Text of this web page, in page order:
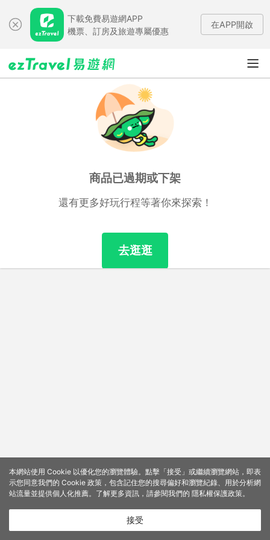
下載免費易遊網APP
機票、訂房及旅遊專屬優惠
在APP開啟
商品已過期或下架
還有更多好玩行程等著你來探索！
去逛逛
本網站使用 Cookie 以優化您的瀏覽體驗。點擊「接受」或繼續瀏覽網站，即表
示您同意我們的 Cookie 政策，包含記住您的搜尋偏好和瀏覽紀錄、用於分析網
站流量並提供個人化推薦。了解更多資訊，請參閱我們的 隱私權保護政策。
接受